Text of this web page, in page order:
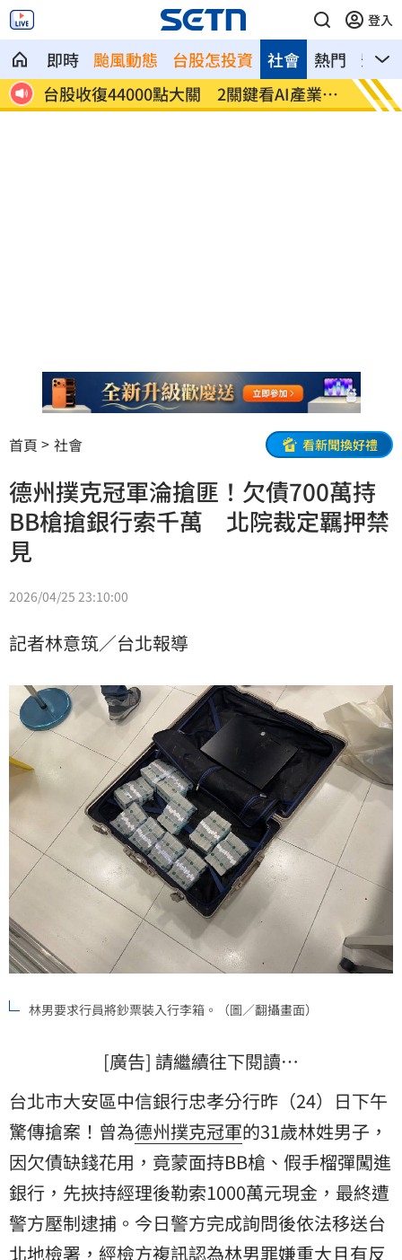
登入
即時 颱風動態 台股怎投資 熱門 影音
社會
發
他見搶案挺身相救遭圍毆亡！嫌犯最小12
歲
扣款
首頁 社會 看新聞換好禮
德州撲克冠軍淪搶匪！欠債700萬持
BB槍搶銀行索千萬 北院裁定羈押禁
見
2026/04/25 23:10:00
記者林意筑／台北報導
林男要求行員將鈔票裝入行李箱。（圖／翻攝畫面）
[廣告] 請繼續往下閱讀…
台北市大安區中信銀行忠孝分行昨（24）日下午
驚傳搶案！曾為德州撲克冠軍的31歲林姓男子，
因欠債缺錢花用，竟蒙面持BB槍、假手榴彈闖進
銀行，先挾持經理後勒索1000萬元現金，最終遭
警方壓制逮捕。今日警方完成詢問後依法移送台
北地檢署，經檢方複訊認為林男罪嫌重大且有反